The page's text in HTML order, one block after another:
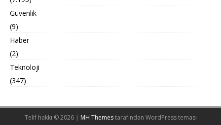
Güvenlik
(9)
Haber
(2)
Teknoloji
(347)
Telif hakkı © 2026 | MH Themestarafından WordPress teması